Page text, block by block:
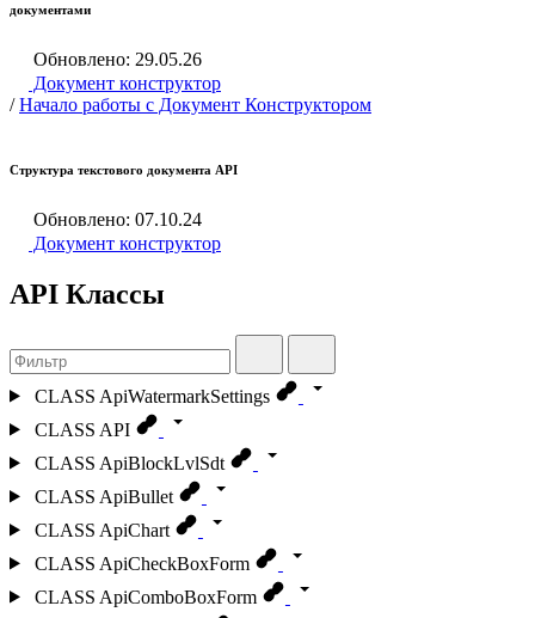
документами
Обновлено: 29.05.26
Документ конструктор
/ Начало работы с Документ Конструктором
Структура текстового документа API
Обновлено: 07.10.24
Документ конструктор
API Классы
CLASS ApiWatermarkSettings
CLASS API
CLASS ApiBlockLvlSdt
CLASS ApiBullet
CLASS ApiChart
CLASS ApiCheckBoxForm
CLASS ApiComboBoxForm